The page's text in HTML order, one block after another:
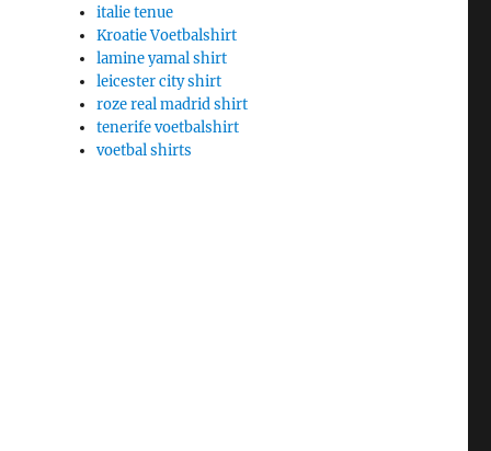
italie tenue
Kroatie Voetbalshirt
lamine yamal shirt
leicester city shirt
roze real madrid shirt
tenerife voetbalshirt
voetbal shirts